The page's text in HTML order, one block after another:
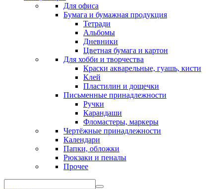
Для офиса
Бумага и бумажная продукция
Тетради
Альбомы
Дневники
Цветная бумага и картон
Для хобби и творчества
Краски акварельные, гуашь, кисти
Клей
Пластилин и дощечки
Письменные принадлежности
Ручки
Карандаши
Фломастеры, маркеры
Чертёжные принадлежности
Календари
Папки, обложки
Рюкзаки и пеналы
Прочее